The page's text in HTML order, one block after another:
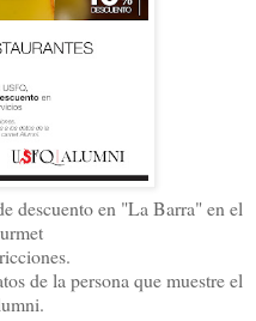
descuento en "La Barra" en el
de la persona que muestre el